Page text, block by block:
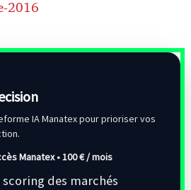
2016
IA Manatex pour prioriser vos
Manatex •100 € / mois
des marchés